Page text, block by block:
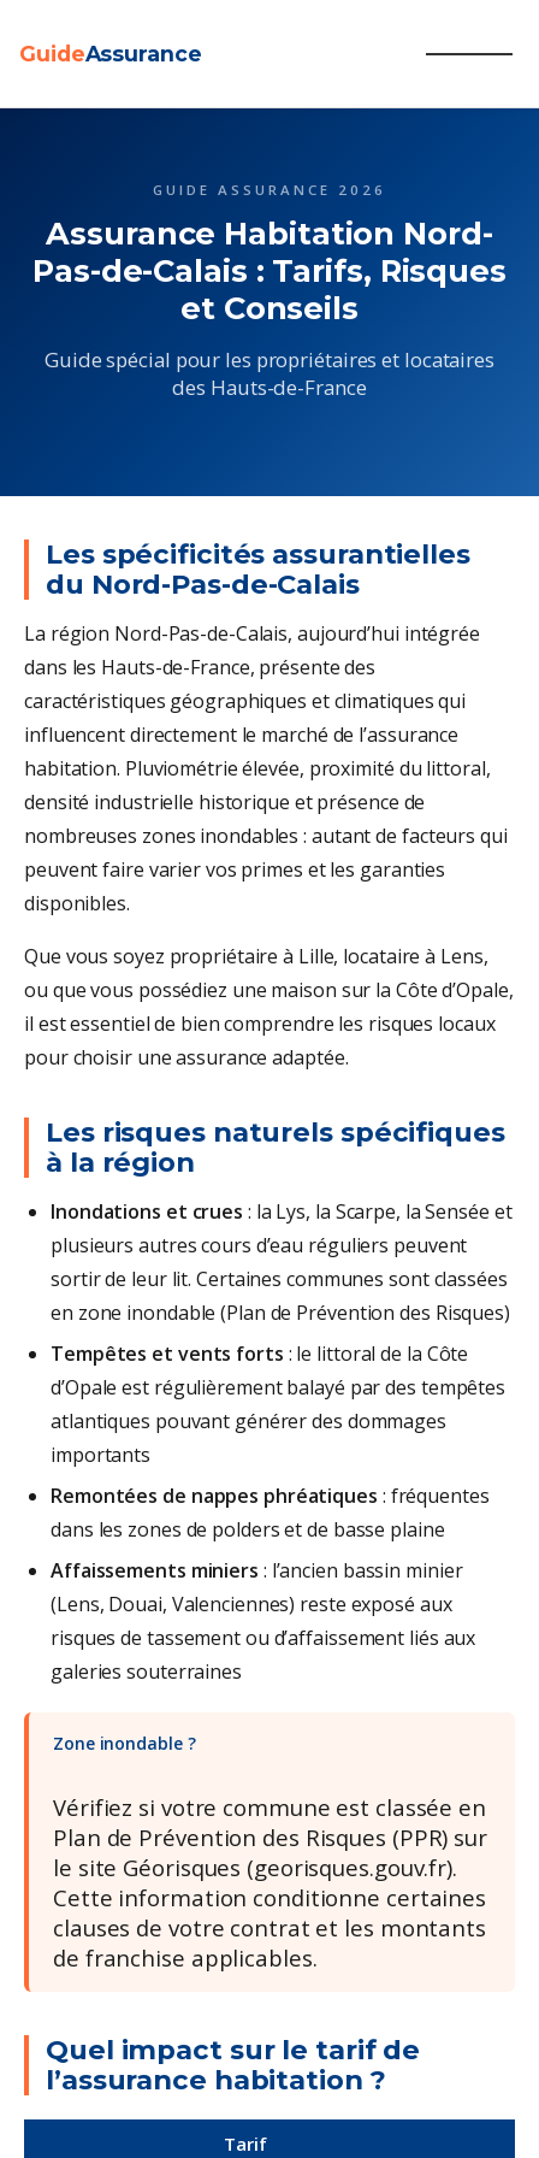
GuideAssurance
GUIDE ASSURANCE 2026
Assurance Habitation Nord-
Pas-de-Calais : Tarifs, Risques
et Conseils
Guide spécial pour les propriétaires et locataires
des Hauts-de-France
Les spécificités assurantielles
du Nord-Pas-de-Calais
La région Nord-Pas-de-Calais, aujourd’hui intégrée
dans les Hauts-de-France, présente des
caractéristiques géographiques et climatiques qui
influencent directement le marché de l’assurance
habitation. Pluviométrie élevée, proximité du littoral,
densité industrielle historique et présence de
nombreuses zones inondables : autant de facteurs qui
peuvent faire varier vos primes et les garanties
disponibles.
Que vous soyez propriétaire à Lille, locataire à Lens,
ou que vous possédiez une maison sur la Côte d’Opale,
il est essentiel de bien comprendre les risques locaux
pour choisir une assurance adaptée.
Les risques naturels spécifiques
à la région
Inondations et crues : la Lys, la Scarpe, la Sensée et
plusieurs autres cours d’eau réguliers peuvent
sortir de leur lit. Certaines communes sont classées
en zone inondable (Plan de Prévention des Risques)
Tempêtes et vents forts : le littoral de la Côte
d’Opale est régulièrement balayé par des tempêtes
atlantiques pouvant générer des dommages
importants
Remontées de nappes phréatiques : fréquentes
dans les zones de polders et de basse plaine
Affaissements miniers : l’ancien bassin minier
(Lens, Douai, Valenciennes) reste exposé aux
risques de tassement ou d’affaissement liés aux
galeries souterraines
Zone inondable ?
Vérifiez si votre commune est classée en
Plan de Prévention des Risques (PPR) sur
le site Géorisques (georisques.gouv.fr).
Cette information conditionne certaines
clauses de votre contrat et les montants
de franchise applicables.
Quel impact sur le tarif de
l’assurance habitation ?
Tarif